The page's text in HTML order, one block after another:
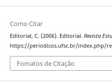
Como Citar
Editorial, C. (2006). Editorial. Revista
https://periodicos.ufsc.br/index.php/
Fomatos de Citação